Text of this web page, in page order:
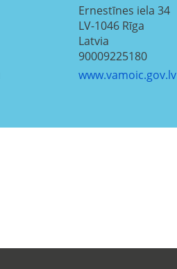
Ernestīnes iela 34
LV-1046 Rīga
Latvia
90009225180
www.vamoic.gov.lv